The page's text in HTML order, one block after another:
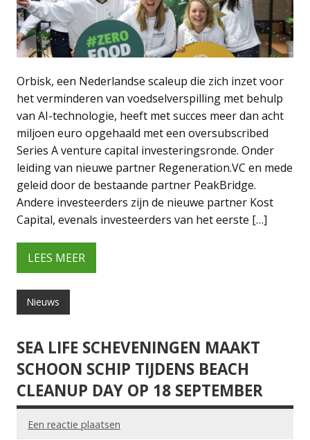
Orbisk, een Nederlandse scaleup die zich inzet voor
het verminderen van voedselverspilling met behulp
van AI-technologie, heeft met succes meer dan acht
miljoen euro opgehaald met een oversubscribed
Series A venture capital investeringsronde. Onder
leiding van nieuwe partner Regeneration.VC en mede
geleid door de bestaande partner PeakBridge.
Andere investeerders zijn de nieuwe partner Kost
Capital, evenals investeerders van het eerste […]
LEES MEER
Nieuws
SEA LIFE SCHEVENINGEN MAAKT
SCHOON SCHIP TIJDENS BEACH
CLEANUP DAY OP 18 SEPTEMBER
Een reactie plaatsen